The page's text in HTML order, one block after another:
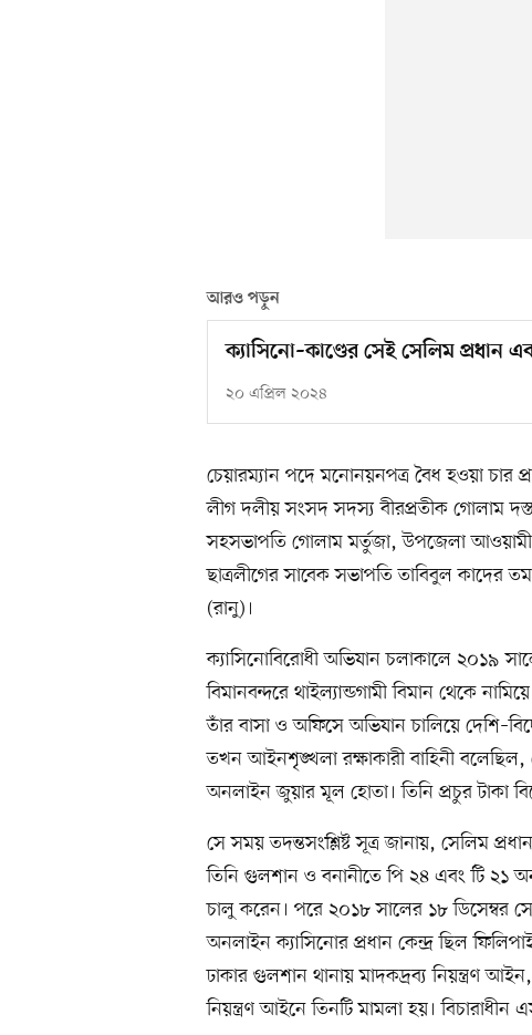
আরও পড়ুন
ক্যাসিনো–কাণ্ডের সেই সেলিম প্রধান
২০ এপ্রিল ২০২৪
চেয়ারম্যান পদে মনোনয়নপত্র বৈধ হওয়া চার
লীগ দলীয় সংসদ সদস্য বীরপ্রতীক গোলাম
সহসভাপতি গোলাম মর্তুজা, উপজেলা
ছাত্রলীগের সাবেক সভাপতি তাবিবুল
(রানু)।
ক্যাসিনোবিরোধী অভিযান চলাকালে ২০১৯
বিমানবন্দরে থাইল্যান্ডগামী বিমান থেকে
তাঁর বাসা ও অফিসে অভিযান চালিয়ে
তখন আইনশৃঙ্খলা রক্ষাকারী বাহিনী বলেছিল,
অনলাইন জুয়ার মূল হোতা। তিনি প্রচুর টাকা
সে সময় তদন্তসংশ্লিষ্ট সূত্র জানায়, সেলিম
তিনি গুলশান ও বনানীতে পি ২৪ এবং টি ২১
চালু করেন। পরে ২০১৮ সালের ১৮ ডিসেম্বর
অনলাইন ক্যাসিনোর প্রধান কেন্দ্র ছিল
ঢাকার গুলশান থানায় মাদকদ্রব্য নিয়ন্ত্রণ
নিয়ন্ত্রণ আইনে তিনটি মামলা হয়। বিচারাধীন